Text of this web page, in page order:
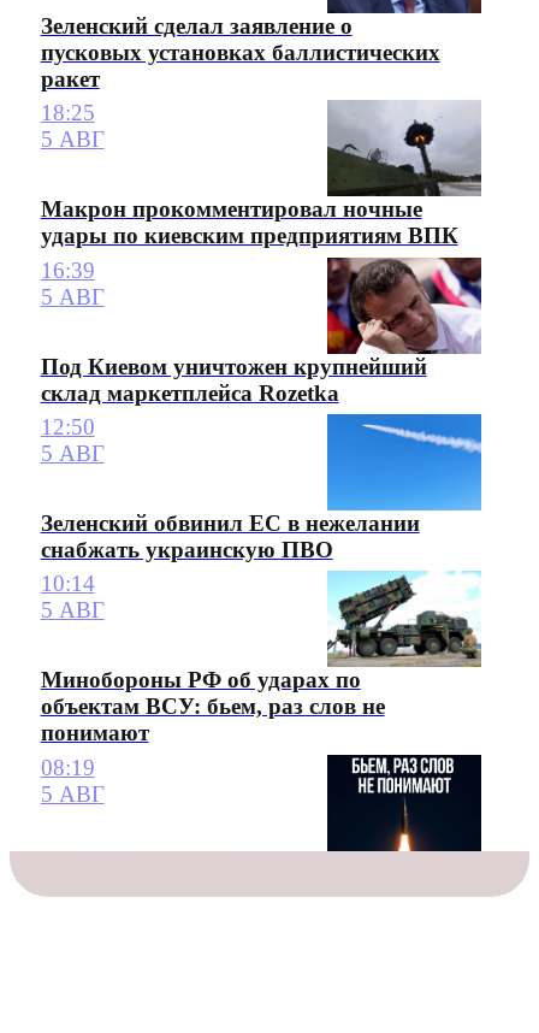
Зеленский сделал заявление о
пусковых установках баллистических
ракет
18:25
5 АВГ
Макрон прокомментировал ночные
удары по киевским предприятиям ВПК
16:39
5 АВГ
Под Киевом уничтожен крупнейший
склад маркетплейса Rozetka
12:50
5 АВГ
Зеленский обвинил ЕС в нежелании
снабжать украинскую ПВО
10:14
5 АВГ
Минобороны РФ об ударах по
объектам ВСУ: бьем, раз слов не
понимают
08:19
5 АВГ